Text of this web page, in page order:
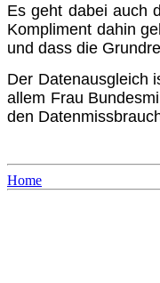
Es geht dabei auch
Kompliment dahin
und dass die
Der Datenausgleich
allem Frau
den
Home